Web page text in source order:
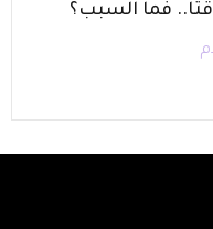
فما السبب؟